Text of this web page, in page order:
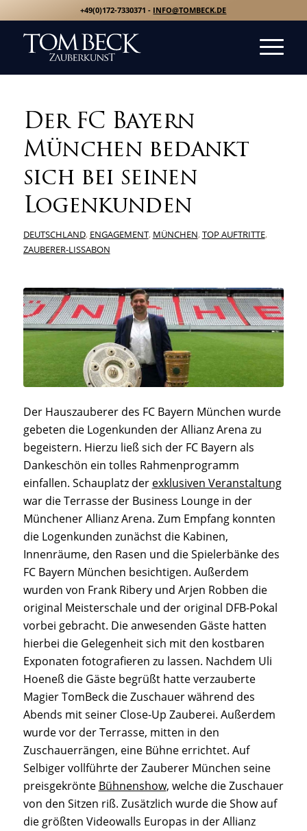
+49(0)172-7330371 - INFO@TOMBECK.DE
Der FC Bayern
München bedankt
sich bei seinen
Logenkunden
DEUTSCHLAND, ENGAGEMENT, MÜNCHEN,TOP AUFTRITTE,
ZAUBERER-LISSABON
Der Hauszauberer des FC Bayern München wurde
gebeten die Logenkunden der Allianz Arena zu
begeistern. Hierzu ließ sich der FC Bayern als
Dankeschön ein tolles Rahmenprogramm
einfallen. Schauplatz der exklusiven Veranstaltung
war die Terrasse der Business Lounge in der
Münchener Allianz Arena. Zum Empfang konnten
die Logenkunden zunächst die Kabinen,
Innenräume, den Rasen und die Spielerbänke des
FC Bayern München besichtigen. Außerdem
wurden von Frank Ribery und Arjen Robben die
original Meisterschale und der original DFB-Pokal
vorbei gebracht. Die anwesenden Gäste hatten
hierbei die Gelegenheit sich mit den kostbaren
Exponaten fotografieren zu lassen. Nachdem Uli
Hoeneß die Gäste begrüßt hatte verzauberte
Magier TomBeck die Zuschauer während des
Abends mit seiner Close-Up Zauberei. Außerdem
wurde vor der Terrasse, mitten in den
Zuschauerrängen, eine Bühne errichtet. Auf
Selbiger vollführte der Zauberer München seine
preisgekrönte Bühnenshow, welche die Zuschauer
von den Sitzen riß. Zusätzlich wurde die Show auf
die größten Videowalls Europas in der Allianz